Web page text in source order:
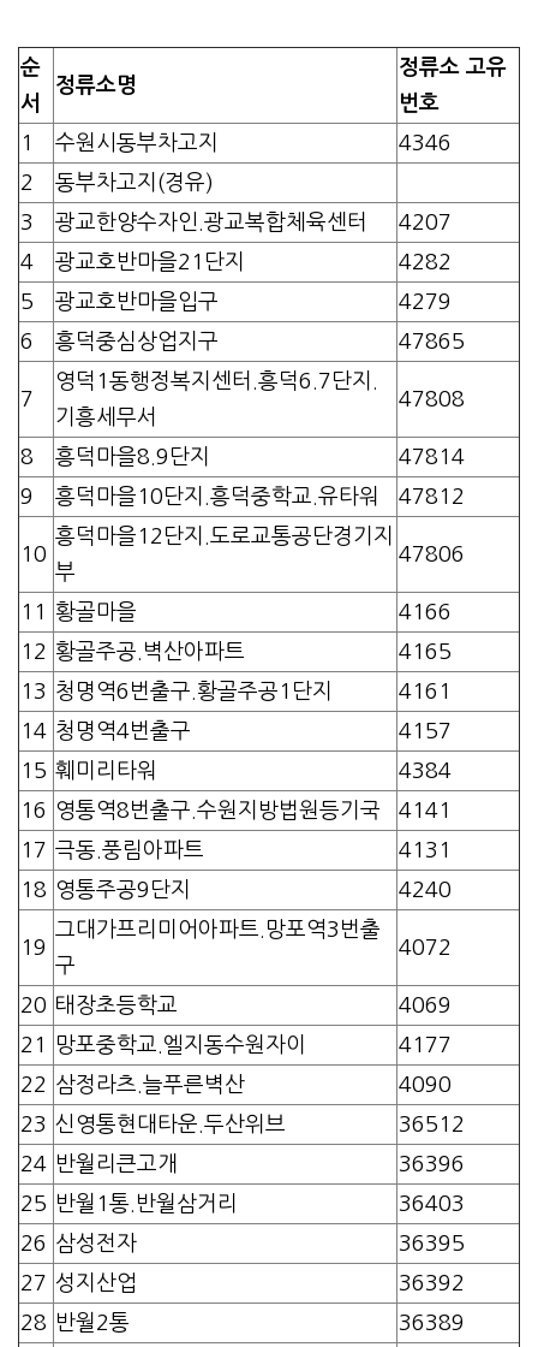
순
서
정류소명
정류소 고유
번호
1
수원시동부차고지
4346
2
동부차고지(경유)
3
광교한양수자인.광교복합체육센터
4207
4
광교호반마을21단지
4282
5
광교호반마을입구
4279
6
흥덕중심상업지구 47865
7
영덕1동행정복지센터.흥덕6.7단지.
기흥세무서
47808
8 흥덕마을8.9단지
47814
9
흥덕마을10단지.흥덕중학교.유타워 47812
10
흥덕마을12단지.도로교통공단경기지
부
47806
11 황골마을
4166
12 황골주공.벽산아파트
4165
13 청명역6번출구.황골주공1단지
4161
14 청명역4번출구
4157
15 훼미리타워
4384
16 영통역8번출구.수원지방법원등기국
4141
17 극동.풍림아파트
4131
18 영통주공9단지 4240
19
그대가프리미어아파트.망포역3번출
구
4072
20 태장초등학교
4069
21
망포중학교.엘지동수원자이
4177
22 삼정라츠.늘푸른벽산
4090
23 신영통현대타운.두산위브
36512
24 반월리큰고개
36396
25 반월1통.반월삼거리
36403
26 삼성전자
36395
27 성지산업
36392
28 반월2통 36389